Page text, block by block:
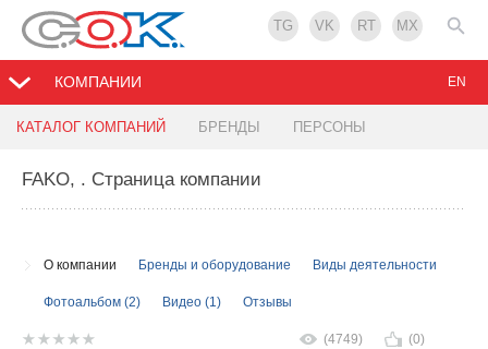
TG VK RT MX
КОМПАНИИ
КАТАЛОГ КОМПАНИЙ БРЕНДЫ ПЕРСОНЫ
EN
FAKO, . Страница компании
О компании Бренды и оборудование Виды деятельности
Фотоальбом (2) Видео (1) Отзывы
(4749) (0)